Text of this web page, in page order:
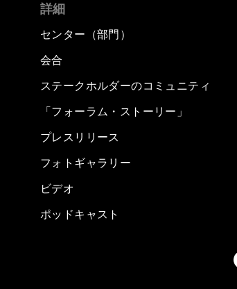
詳細
センター（部門）
会合
ステークホルダーのコミュニティ
「フォーラム・ストーリー」
プレスリリース
フォトギャラリー
ビデオ
ポッドキャスト